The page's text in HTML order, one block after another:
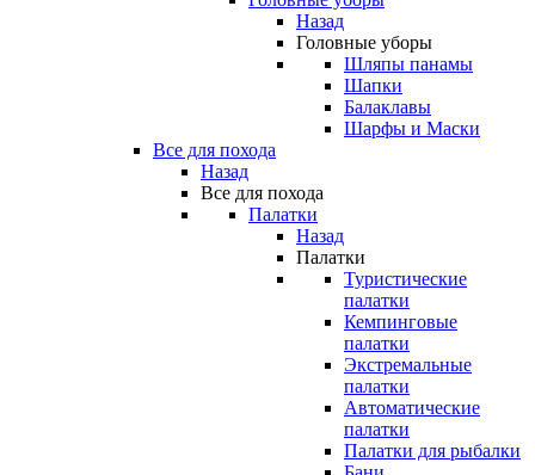
Назад
Головные уборы
Шляпы панамы
Шапки
Балаклавы
Шарфы и Маски
Все для похода
Назад
Все для похода
Палатки
Назад
Палатки
Туристические
палатки
Кемпинговые
палатки
Экстремальные
палатки
Автоматические
палатки
Палатки для рыбалки